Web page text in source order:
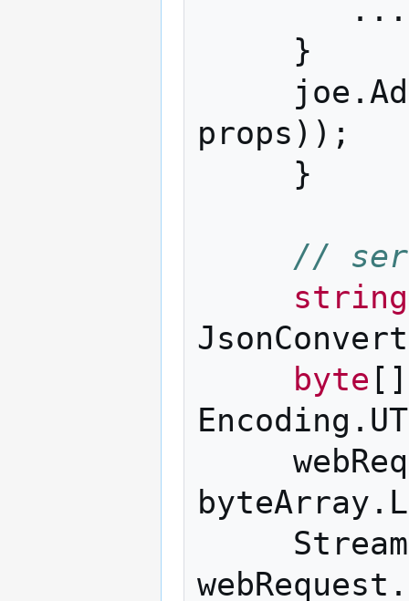
}
joe .
props ));
}
//
string
JsonConvert
byte []
Encoding .
byteArray .
Stream
webRequest .